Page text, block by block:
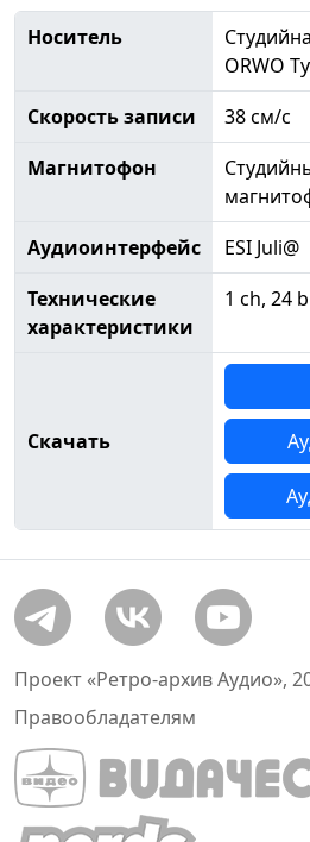
Носитель
ORWO
Скорость записи
38 см/с
Магнитофон
Аудиоинтерфейс
ESI Juli@
Технические
характеристики
1 ch, 24
Скачать
Проект «Ретро-архив Аудио»,
Правообладателям